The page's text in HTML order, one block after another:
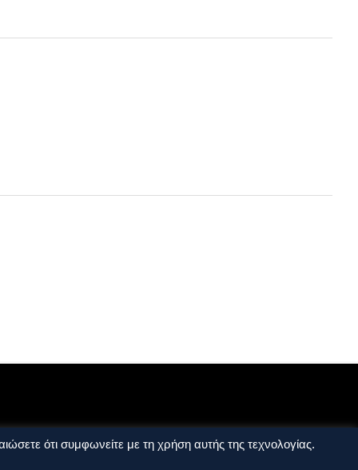
ότι συμφωνείτε με τη χρήση αυτής της τεχνολογίας.